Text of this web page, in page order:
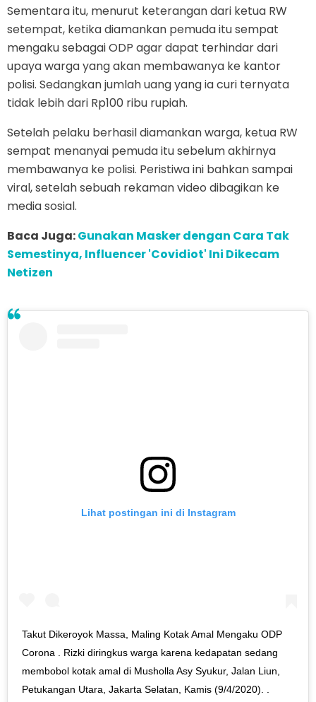
Sementara itu, menurut keterangan dari ketua RW
setempat, ketika diamankan pemuda itu sempat
mengaku sebagai ODP agar dapat terhindar dari
upaya warga yang akan membawanya ke kantor
polisi. Sedangkan jumlah uang yang ia curi ternyata
tidak lebih dari Rp100 ribu rupiah.
Setelah pelaku berhasil diamankan warga, ketua RW
sempat menanyai pemuda itu sebelum akhirnya
membawanya ke polisi. Peristiwa ini bahkan sampai
viral, setelah sebuah rekaman video dibagikan ke
media sosial.
Baca Juga:Gunakan Masker dengan Cara Tak
Semestinya, Influencer 'Covidiot' Ini Dikecam
Netizen
Lihat postingan ini di Instagram
Takut Dikeroyok Massa, Maling Kotak Amal Mengaku ODP
Corona . Rizki diringkus warga karena kedapatan sedang
membobol kotak amal di Musholla Asy Syukur, Jalan Liun,
Petukangan Utara, Jakarta Selatan, Kamis (9/4/2020). .